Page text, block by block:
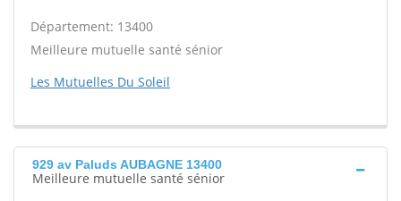
Département: 13400
Meilleure mutuelle santé sénior
Les Mutuelles Du Soleil
929 av Paluds AUBAGNE 13400
Meilleure mutuelle santé sénior